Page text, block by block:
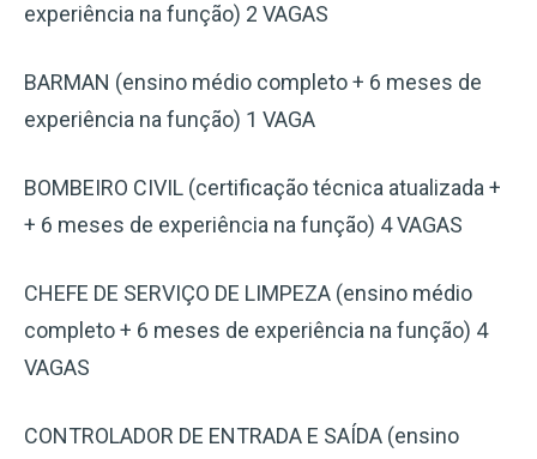
experiência na função) 2 VAGAS
BARMAN (ensino médio completo + 6 meses de
experiência na função) 1 VAGA
BOMBEIRO CIVIL (certificação técnica atualizada +
+ 6 meses de experiência na função) 4 VAGAS
CHEFE DE SERVIÇO DE LIMPEZA (ensino médio
completo + 6 meses de experiência na função) 4
VAGAS
CONTROLADOR DE ENTRADA E SAÍDA (ensino